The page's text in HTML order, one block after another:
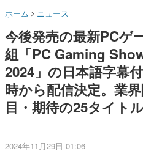
名作ゲームクリエイタ
きます。
赫本
この物語を解いては
の形をした短編ホラ
新世代に訊く
これからのデジタルゲ
ホーム ニュース
今後発売の最新PCゲ
組「PC Gaming
2024」の日本語字幕
時から配信決定。業
目・期待の25タイト
2024年11月29日 01:06